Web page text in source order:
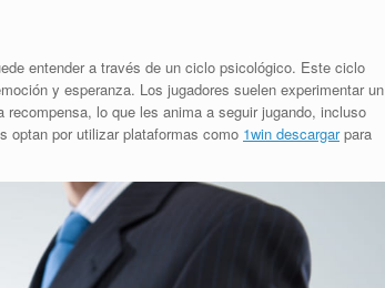
entender a través de un ciclo psicológico. Este ciclo
y esperanza. Los jugadores suelen experimentar un
lo que les anima a seguir jugando, incluso
optan por utilizar plataformas como 1win descargarpara